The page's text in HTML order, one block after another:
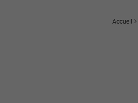
Accueil